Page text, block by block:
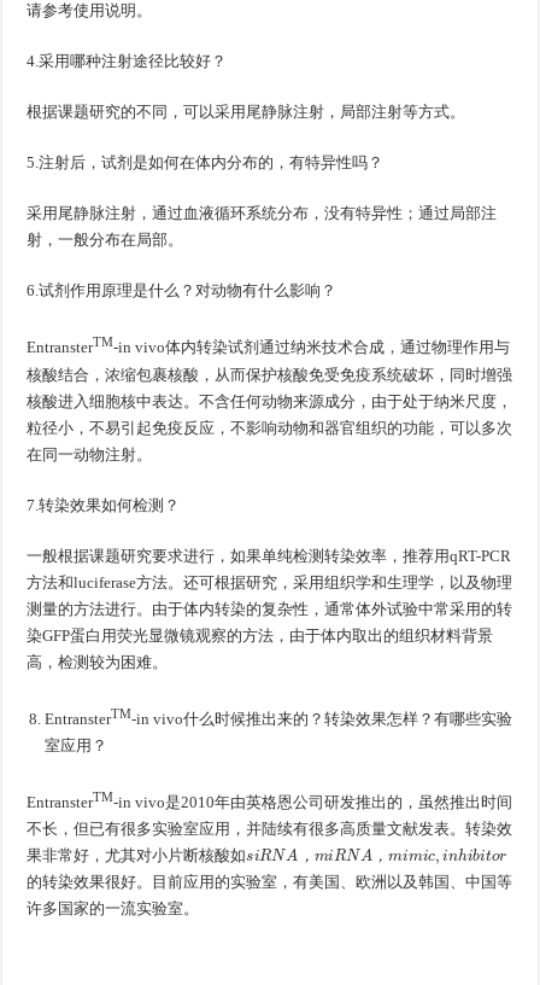
请参考使用说明。
4.采用哪种注射途径比较好？
根据课题研究的不同，可以采用尾静脉注射，局部注射等方式。
5.注射后，试剂是如何在体内分布的，有特异性吗？
采用尾静脉注射，通过血液循环系统分布，没有特异性；通过局部注
射，一般分布在局部。
6.试剂作用原理是什么？对动物有什么影响？
EntransterTM-in vivo体内转染试剂通过纳米技术合成，通过物理作用与
核酸结合，浓缩包裹核酸，从而保护核酸免受免疫系统破坏，同时增强
核酸进入细胞核中表达。不含任何动物来源成分，由于处于纳米尺度，
粒径小，不易引起免疫反应，不影响动物和器官组织的功能，可以多次
在同一动物注射。
7.转染效果如何检测？
一般根据课题研究要求进行，如果单纯检测转染效率，推荐用qRT-PCR
方法和luciferase方法。还可根据研究，采用组织学和生理学，以及物理
测量的方法进行。由于体内转染的复杂性，通常体外试验中常采用的转
染GFP蛋白用荧光显微镜观察的方法，由于体内取出的组织材料背景
高，检测较为困难。
EntransterTM-in vivo什么时候推出来的？转染效果怎样？有哪些实验
室应用？
EntransterTM-in vivo是2010年由英格恩公司研发推出的，虽然推出时间
不长，但已有很多实验室应用，并陆续有很多高质量文献发表。转染效
果非常好，尤其对小片断核酸如 iRNA ， R NA， c n b to r
的转染效果很好。目前应用的实验室，有美国、欧洲以及韩国、中国等
许多国家的一流实验室。